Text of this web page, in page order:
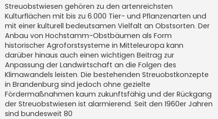
Streuobstwiesen gehören zu den artenreichsten
Kulturflächen mit bis zu 6.000 Tier- und Pflanzenarten und
mit einer kulturell bedeutsamen Vielfalt an Obstsorten. Der
Anbau von Hochstamm-Obstbäumen als Form
historischer Agroforstsysteme in Mitteleuropa kann
darüber hinaus auch einen wichtigen Beitrag zur
Anpassung der Landwirtschaft an die Folgen des
Klimawandels leisten. Die bestehenden Streuobstkonzepte
in Brandenburg sind jedoch ohne gezielte
Fördermaßnahmen kaum zukunftsfähig und der Rückgang
der Streuobstwiesen ist alarmierend. Seit den 1960er Jahren
sind bundesweit 80